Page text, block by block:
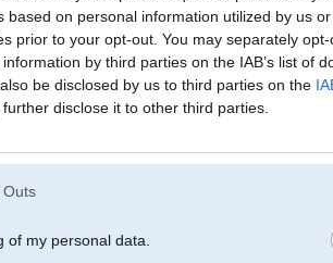
based on personal information utilized by us
prior to your opt-out. You may separately
by third parties on the IAB’s list of
be disclosed by us to third parties on the
disclose it to other third parties.
Outs
of my personal data.
mājās izdedzināts filtrs:
- 20mbar
- 40mbar
tuvu pie max rpm - 250-260mbar.
- 2-3mbar
- 140mbar.
ka tomēr profesionāli tīrīs labāk nekā mājas apstākļos,